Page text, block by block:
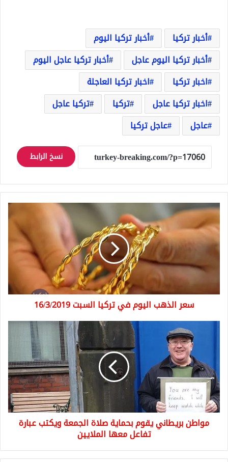
أخبار تركيا
أخبار تركيا اليوم
أخبار تركيا اليوم عاجل
أخبار تركيا عاجل اليوم
اخبار تركيا
اخبار تركيا العاجلة
اخبار تركيا عاجل
تركيا
تركيا عاجل
عاجل
عاجل تركيا
نسخ الرابط
سعر
الذهب
اليوم
في
تركيا
16/3/2019
سعر الذهب اليوم في تركيا السبت 16/3/2019
صلاة
الجمعة
ويكتب
عبارة
تفاعل
معها
الملايين
مواطن بريطاني يقوم بحماية صلاة الجمعة ويكتب عبارة
تفاعل معها الملايين